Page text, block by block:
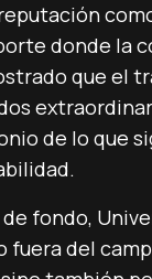
donde la
que el
de lo que
fondo,
del